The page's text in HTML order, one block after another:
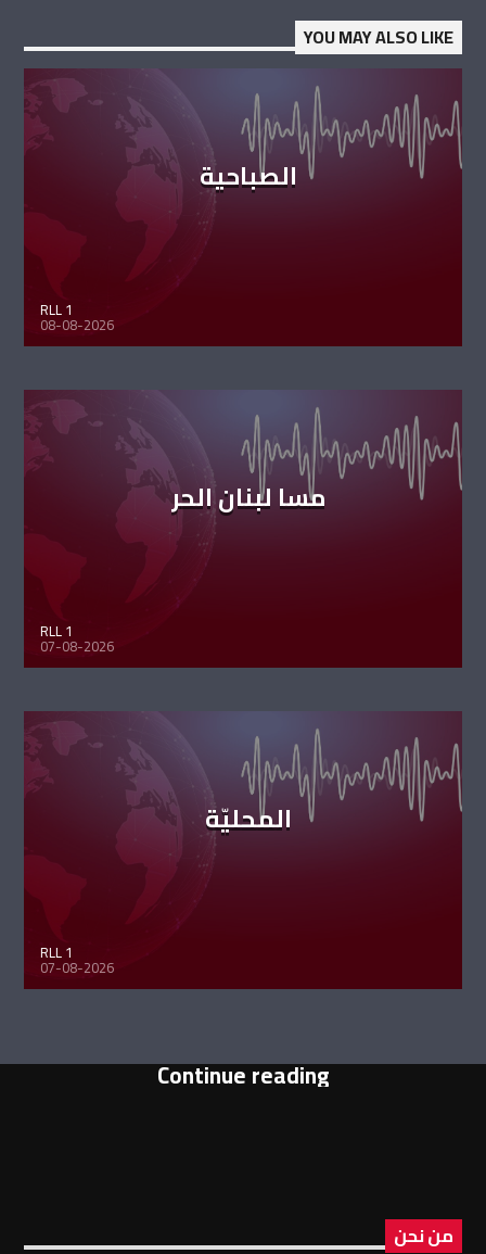
YOU MAY ALSO LIKE
الصباحية
RLL 1
08-08-2026
مسا لبنان الحر
RLL 1
07-08-2026
المحليّة
RLL 1
07-08-2026
Continue reading
من نحن